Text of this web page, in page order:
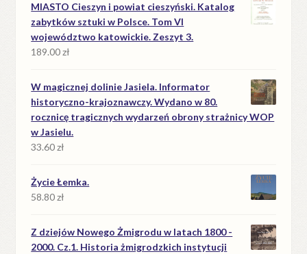
MIASTO Cieszyn i powiat cieszyński. Katalog
zabytków sztuki w Polsce. Tom VI
województwo katowickie. Zeszyt 3.
189.00zł
W magicznej dolinie Jasiela. Informator
historyczno-krajoznawczy. Wydano w 80.
rocznicę tragicznych wydarzeń obrony strażnicy WOP
w Jasielu.
33.60zł
Życie Łemka.
58.80zł
Z dziejów Nowego Żmigrodu w latach 1800 -
2000. Cz.1. Historia żmigrodzkich instytucji